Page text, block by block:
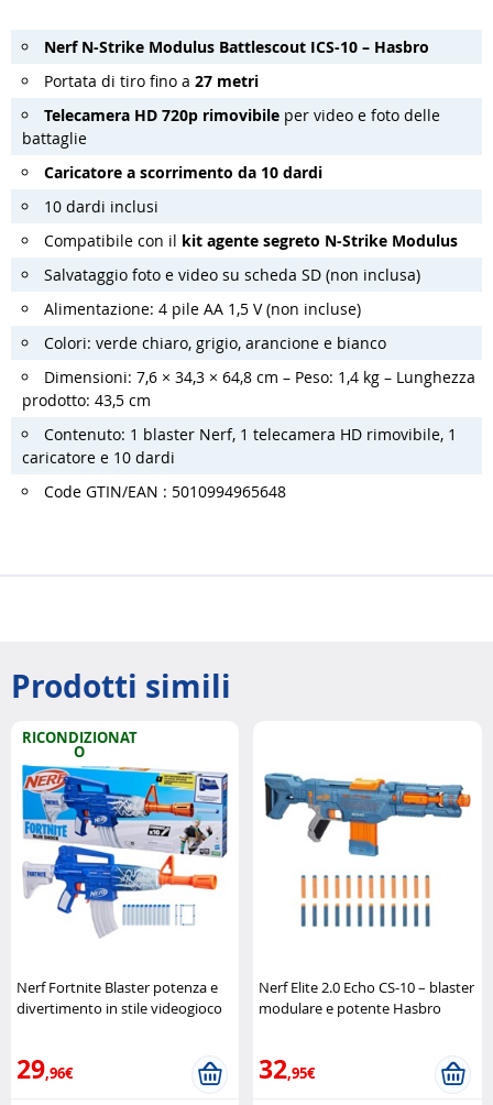
Nerf N-Strike Modulus Battlescout ICS-10 – Hasbro
Portata di tiro fino a 27 metri
Telecamera HD 720p rimovibile per video e foto delle
battaglie
Caricatore a scorrimento da 10 dardi
10 dardi inclusi
Compatibile con il kit agente segreto N-Strike Modulus
Salvataggio foto e video su scheda SD (non inclusa)
Alimentazione: 4 pile AA 1,5 V (non incluse)
Colori: verde chiaro, grigio, arancione e bianco
Dimensioni: 7,6 × 34,3 × 64,8 cm – Peso: 1,4 kg – Lunghezza
prodotto: 43,5 cm
Contenuto: 1 blaster Nerf, 1 telecamera HD rimovibile, 1
caricatore e 10 dardi
Code GTIN/EAN : 5010994965648
Prodotti simili
RICONDIZIONAT
O
Nerf Fortnite Blaster potenza e
divertimento in stile videogioco
29,96€
Nerf Elite 2.0 Echo CS-10 – blaster
modulare e potente Hasbro
32,95€